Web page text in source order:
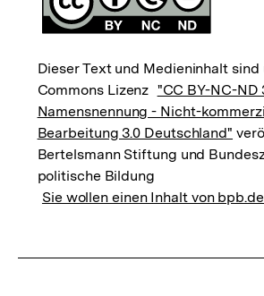
Dieser Text und Medieninhalt
Commons Lizenz "CC BY-NC-ND
Namensnennung - Nicht-
Bearbeitung 3.0 Deutschland"
Bertelsmann Stiftung und
politische Bildung
Sie wollen einen Inhalt von